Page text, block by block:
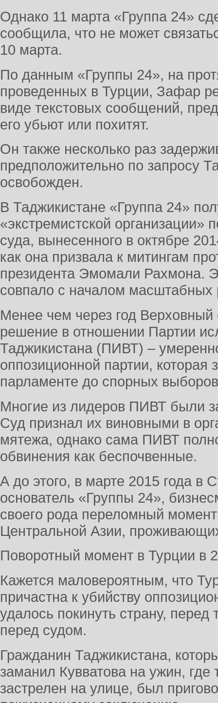
Однако 11 марта «Группа 24»
сообщила, что не может
10 марта.
По данным «Группы 24», на
проведенных в Турции, Зафар
виде текстовых сообщений,
его убьют или похитят.
Он также несколько раз
предположительно по запросу
освобожден.
В Таджикистане «Группа 24»
«экстремистской организации»
суда, вынесенного в октябре
как она призвала к митингам
президента Эмомали Рахмона.
совпало с началом масштабных
Менее чем через год Верховный
решение в отношении Партии
Таджикистана (ПИВТ) –
оппозиционной партии, которая
парламенте до спорных
Многие из лидеров ПИВТ были
Суд признал их виновными в
мятежа, однако сама ПИВТ
обвинения как беспочвенные.
А до этого, в марте 2015 года в
основатель «Группы 24»,
своего рода переломный
Центральной Азии,
Поворотный момент в Турции в
Кажется маловероятным, что
причастна к убийству
удалось покинуть страну, перед
перед судом.
Гражданин Таджикистана,
заманил Кувватова на ужин, где
застрелен на улице, был